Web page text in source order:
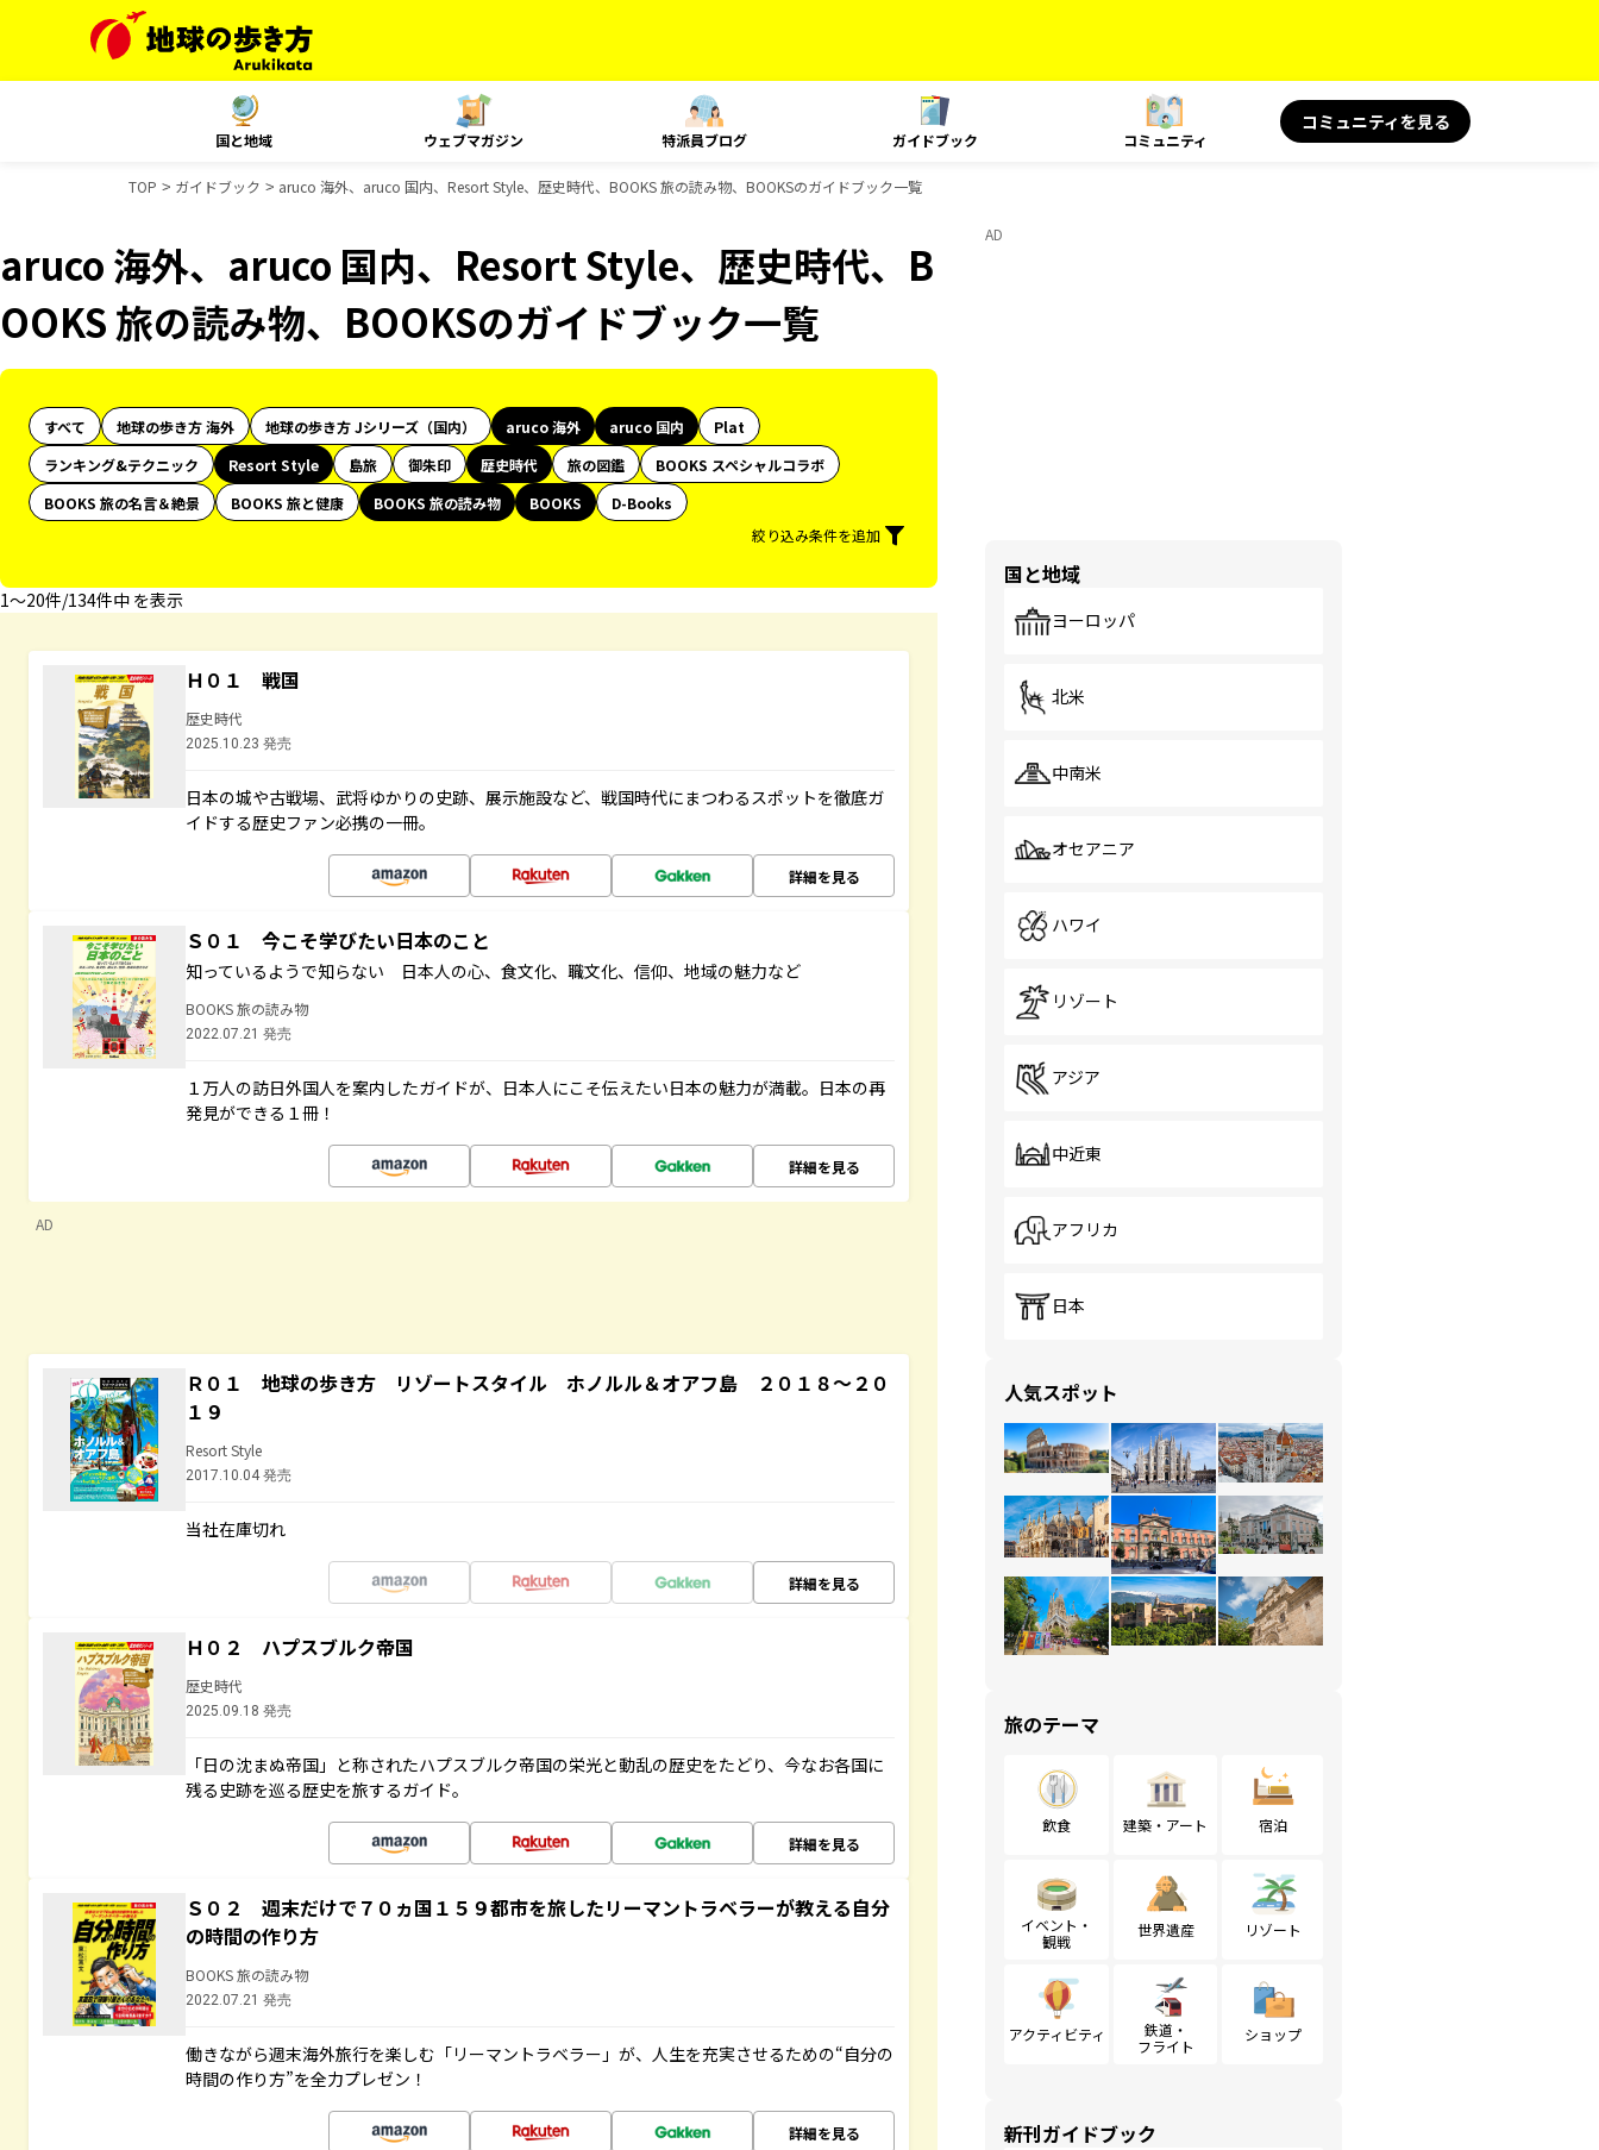
国と地域 ウェブマガジン 特派員ブログ ガイドブック コミュニティ
コミュニティを見る
TOP ガイドブック aruco 海外、aruco 国内、Resort Style、歴史時代、BOOKS 旅の読み物、BOOKSのガイドブック一覧
aruco 海外、aruco 国内、Resort Style、歴史時代、B
OOKS 旅の読み物、BOOKSのガイドブック一覧
すべて 地球の歩き方 海外 地球の歩き方 Jシリーズ（国内） aruco 海外 aruco 国内
Plat
ランキング&テクニック
Resort Style 島旅 御朱印 歴史時代 旅の図鑑
BOOKS スペシャルコラボ
BOOKS 旅の名言＆絶景
BOOKS 旅と健康 BOOKS 旅の読み物 BOOKS
D-Books
絞り込み条件を追加
1〜20件/134件中 を表示
Ｈ０１ 戦国
歴史時代
2025.10.23 発売
日本の城や古戦場、武将ゆかりの史跡、展示施設など、戦国時代にまつわるスポットを徹底ガ
イドする歴史ファン必携の一冊。
詳細を見る
Ｓ０１ 今こそ学びたい日本のこと
知っているようで知らない 日本人の心、食文化、職文化、信仰、地域の魅力など
BOOKS 旅の読み物
2022.07.21 発売
１万人の訪日外国人を案内したガイドが、日本人にこそ伝えたい日本の魅力が満載。日本の再
発見ができる１冊！
詳細を見る
AD
Ｒ０１ 地球の歩き方 リゾートスタイル ホノルル＆オアフ島 ２０１８～２０
１９
Resort Style
2017.10.04 発売
当社在庫切れ
詳細を見る
Ｈ０２ ハプスブルク帝国
歴史時代
2025.09.18 発売
「日の沈まぬ帝国」と称されたハプスブルク帝国の栄光と動乱の歴史をたどり、今なお各国に
残る史跡を巡る歴史を旅するガイド。
詳細を見る
Ｓ０２ 週末だけで７０ヵ国１５９都市を旅したリーマントラベラーが教える自分
の時間の作り方
BOOKS 旅の読み物
2022.07.21 発売
働きながら週末海外旅行を楽しむ「リーマントラベラー」が、人生を充実させるための“自分の
時間の作り方”を全力プレゼン！
詳細を見る
AD
国と地域
ヨーロッパ
北米
中南米
オセアニア
ハワイ
リゾート
アジア
中近東
アフリカ
日本
人気スポット
旅のテーマ
飲食 建築・アート 宿泊
イベント・
観戦
世界遺産 リゾート
アクティビティ
鉄道・
フライト
ショップ
新刊ガイドブック